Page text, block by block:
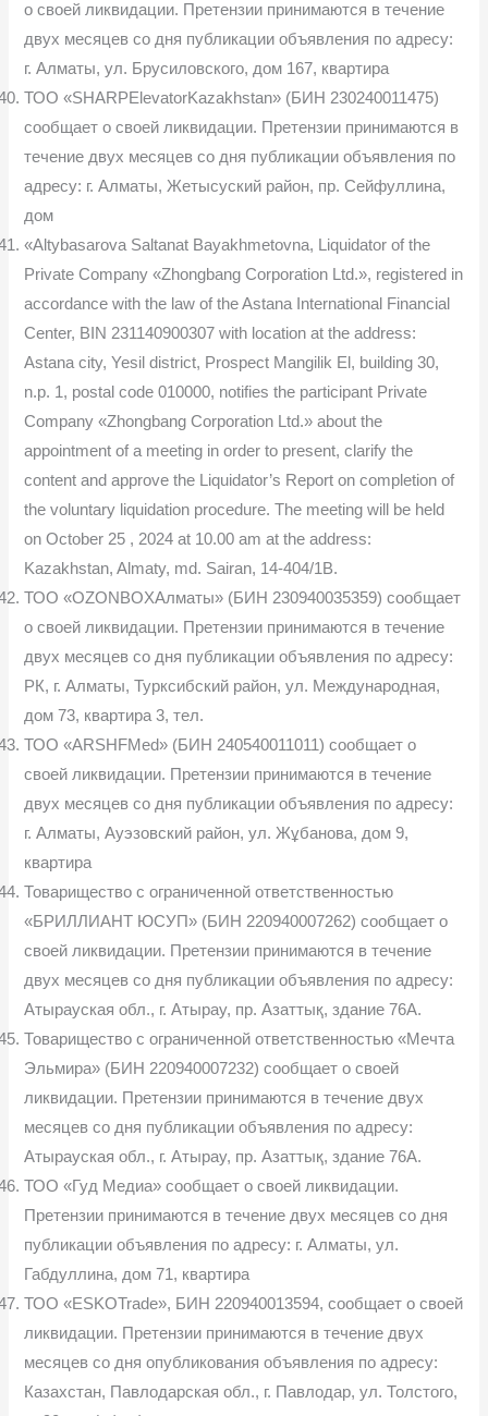
о своей ликвидации. Претензии принимаются в течение
двух месяцев со дня публи­кации объявления по адресу:
г. Алматы, ул. Брусиловского, дом 167, квар­тира
ТОО «SHARPElevatorKazakhstan» (БИН 230240011475)
сообщает о своей ликвидации. Претензии принимаются в
течение двух месяцев со дня публикации объявления по
адресу: г. Алматы, Жетысуский район, пр. Сей­фуллина,
дом
«Altybasarova Saltanat Bayakhmetovna, Liquidator of the
Private Company «Zhongbang Corporation Ltd.», registered in
accordance with the law of the Astana International Financial
Center, BIN 231140900307 with location at the address:
Astana city, Yesil district, Prospect Mangilik El, building 30,
n.p. 1, postal code 010000, notifies the participant Private
Company «Zhongbang Corporation Ltd.» about the
appointment of a meeting in order to present, clarify the
content and approve the Liquidator’s Report on completion of
the voluntary liquidation procedure. The meeting will be held
on October 25 , 2024 at 10.00 am at the address:
Kazakhstan, Almaty, md. Sairan, 14-404/1B.
ТОО «OZONBOXАлматы» (БИН 230940035359) сообщает
о своей ликвидации. Претензии принимаются в течение
двух месяцев со дня публи­кации объявления по адресу:
РК, г. Алматы, Турксибский район, ул. Между­народная,
дом 73, квартира 3, тел.
ТОО «ARSHFMed» (БИН 240540011011) сообщает о
своей ликви­дации. Претензии принимаются в течение
двух месяцев со дня публикации объявления по адресу:
г. Алматы, Ауэзовский район, ул. Жұбанова, дом 9,
квартира
Товарищество с ограниченной ответственностью
«БРИЛЛИАНТ ЮСУП» (БИН 220940007262) сообщает о
своей ликвидации. Претензии принимаются в течение
двух месяцев со дня публикации объявления по адресу:
Атырауская обл., г. Атырау, пр. Азаттық, здание 76А.
Товарищество с ограниченной ответственностью «Мечта
Эльмира» (БИН 220940007232) сообщает о своей
ликвидации. Претензии принимают­ся в течение двух
месяцев со дня публикации объявления по адресу:
Атыра­уская обл., г. Атырау, пр. Азаттық, здание 76А.
ТОО «Гуд Медиа» сообщает о своей ликвидации.
Претензии прини­маются в течение двух месяцев со дня
публикации объявления по адресу: г. Алматы, ул.
Габдуллина, дом 71, квартира
ТОО «ESKOTrade», БИН 220940013594, сообщает о своей
ликвида­ции. Претензии принимаются в течение двух
месяцев со дня опубликования объявления по адресу:
Казахстан, Павлодарская обл., г. Павлодар, ул. Тол­стого,